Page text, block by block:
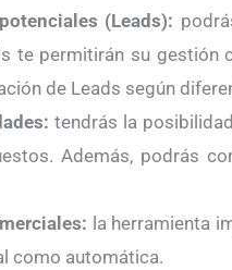
(Leads):
te permitirán su gestión
de Leads según
tendrás la
Además, podrás
la herramienta
como automática.